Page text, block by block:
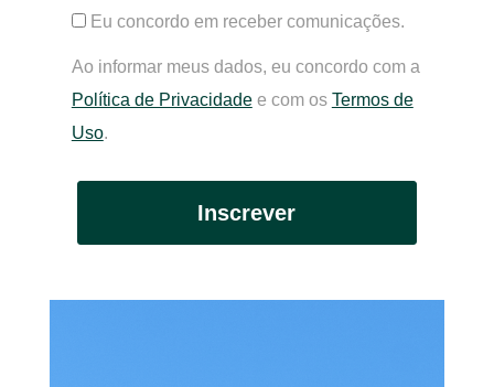
Eu concordo em receber comunicações.
Ao informar meus dados, eu concordo com a
Política de Privacidadee com os Termos de
Uso.
Inscrever